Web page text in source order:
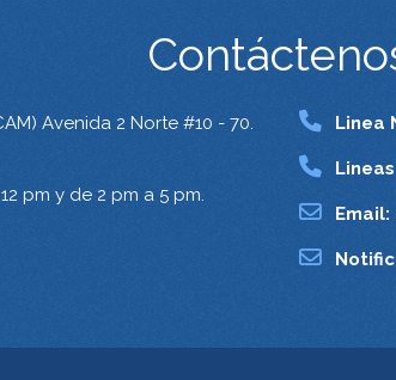
Avenida 2 Norte #10 - 70.
pm y de 2 pm a 5 pm.
Linea
Email: